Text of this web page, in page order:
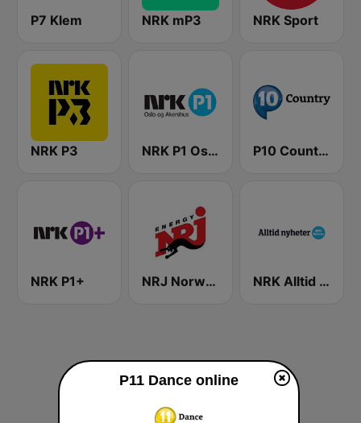
P7 Klem NRK mP3 NRK Sport
NRK P3 NRK P1 Oslo og Akershus P10 Country
NRK P1+ NRJ Norway NRK Alltid Nyheter
P11 Dance online